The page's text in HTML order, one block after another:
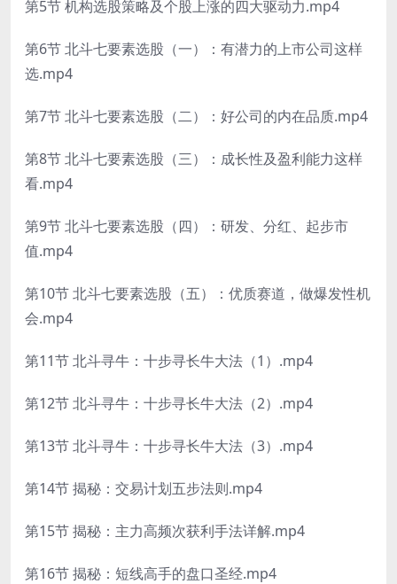
第5节 机构选股策略及个股上涨的四大驱动力.mp4
第6节 北斗七要素选股（一）：有潜力的上市公司这样
选.mp4
第7节 北斗七要素选股（二）：好公司的内在品质.mp4
第8节 北斗七要素选股（三）：成长性及盈利能力这样
看.mp4
第9节 北斗七要素选股（四）：研发、分红、起步市
值.mp4
第10节 北斗七要素选股（五）：优质赛道，做爆发性机
会.mp4
第11节 北斗寻牛：十步寻长牛大法（1）.mp4
第12节 北斗寻牛：十步寻长牛大法（2）.mp4
第13节 北斗寻牛：十步寻长牛大法（3）.mp4
第14节 揭秘：交易计划五步法则.mp4
第15节 揭秘：主力高频次获利手法详解.mp4
第16节 揭秘：短线高手的盘口圣经.mp4